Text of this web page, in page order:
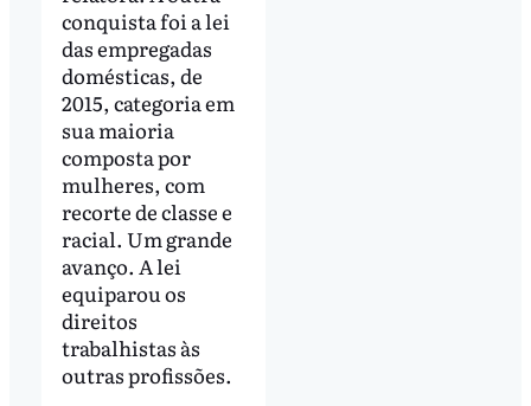
conquista foi a lei
das empregadas
domésticas, de
2015, categoria em
sua maioria
composta por
mulheres, com
recorte de classe e
racial. Um grande
avanço. A lei
equiparou os
direitos
trabalhistas às
outras profissões.